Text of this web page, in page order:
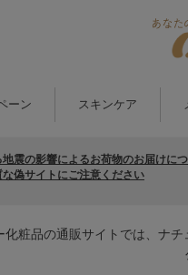
ーン スキンケア
震の影響によるお荷物のお届けに
な偽サイトにご注意ください
化粧品の通販サイトでは、ナ